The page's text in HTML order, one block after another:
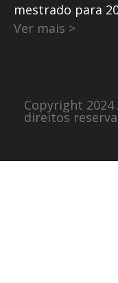
mestrado para
Ver mais >
Copyright 2024
direitos